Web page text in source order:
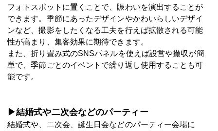
フォトスポットに置くことで、賑わいを演出することが
できます。季節にあったデザインやかわいらしいデザイ
ンなど、撮影をしたくなる工夫を行えば拡散される可能
性が高まり、集客効果に期待できます。
また、折り畳み式のSNSパネルを使えば設営や撤収が簡
単で、季節ごとのイベントで繰り返し使用することも可
能です。
▶結婚式や二次会などのパーティー
結婚式や、二次会、誕生日会などのパーティー会場に